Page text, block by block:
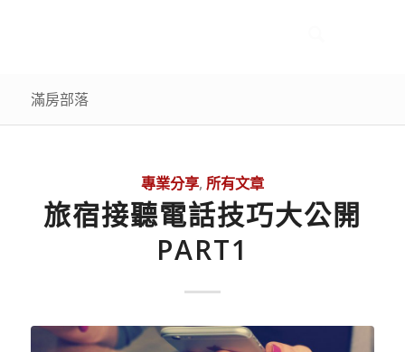
滿房部落
專業分享, 所有文章
旅宿接聽電話技巧大公開
PART1